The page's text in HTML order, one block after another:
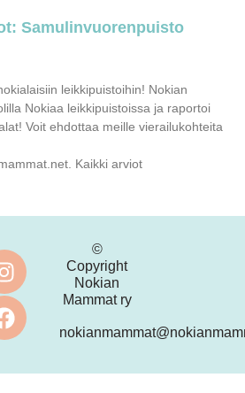
Samulinvuorenpuisto
leikkipuistoihin! Nokian
Nokiaa leikkipuistoissa ja raportoi
Voit ehdottaa meille vierailukohteita
Kaikki arviot
©
Copyright
Nokian
Mammat ry